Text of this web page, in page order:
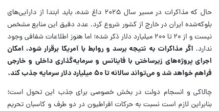
حال که مذاکرات در مسیر سال ۲۰۲۵ داغ شده، باید ابتدا از دارایی‌های
بلوکه‌شده ایران در خارج از کشور شروع کرد. عدد دقیق این منابع مشخص
نیست و از ۲۰ تا ۲۰۰ میلیارد دلار ذکر شده؛ اما هنوز اطلاعات شفافی وجود
ندارد. اگر مذاکرات به نتیجه برسد و روابط با آمریکا برقرار شود، امکان
اجرای پروژه‌های زیرساختی با فاینانس و سرمایه‌گذاری داخلی و خارجی
فراهم خواهد شد و می‌تواند سالانه تا ۵۰ میلیارد دلار سرمایه جذب کند.
چالاکی و انسجام دولت در بخش خصوصی برای جذب این تحول است؛
بنابراین لازم است نسبت به حرکات افراطیون در دو طرف و کاسبان تحریم